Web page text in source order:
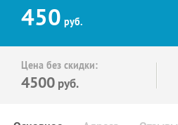
450 руб.
Цена без скидки:
4500 руб.